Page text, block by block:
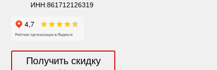
ИНН:861712126319
Получить скидку